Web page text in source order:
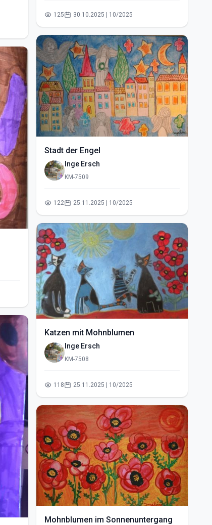
125 30.10.2025 | 10/2025
Stadt der Engel
Inge Ersch
KM-7509
122 25.11.2025 | 10/2025
Katzen mit Mohnblumen
Inge Ersch
KM-7508
118 25.11.2025 | 10/2025
Mohnblumen im Sonnenuntergang